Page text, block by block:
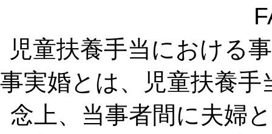
児童扶養手当における
事実婚とは、児童扶養
念上、当事者間に夫婦